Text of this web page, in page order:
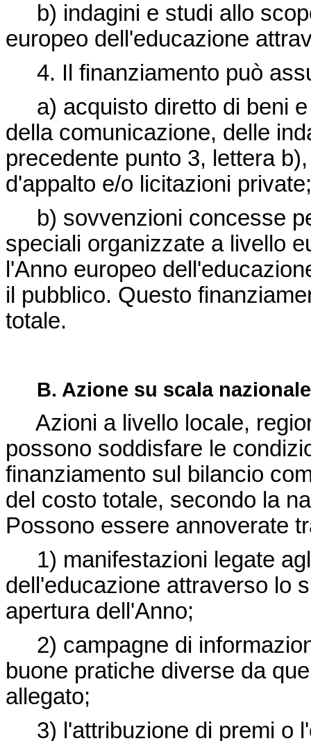
b) indagini e studi allo
europeo dell'educazione
4. Il finanziamento può
a) acquisto diretto di beni e
della comunicazione, delle
precedente punto 3, lettera
d'appalto e/o licitazioni private;
b) sovvenzioni concesse
speciali organizzate a livello
l'Anno europeo
il pubblico. Questo
totale.
B. Azione su scala nazionale
Azioni a livello locale,
possono soddisfare le
finanziamento sul bilancio
del costo totale, secondo la
Possono essere annoverate
1) manifestazioni legate
dell'educazione attraverso lo
apertura dell'Anno;
2) campagne di
buone pratiche diverse da
allegato;
3) l'attribuzione di premi o